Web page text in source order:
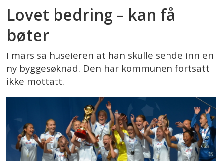
Lovet bedring – kan få
bøter
I mars sa huseieren at han skulle sende inn en
ny byggesøknad. Den har kommunen fortsatt
ikke mottatt.